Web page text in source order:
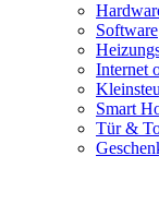
Software
Internet
Smart
Tür &